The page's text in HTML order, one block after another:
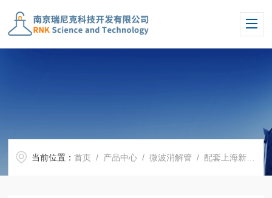
当前位置：首页 / 产品中心 /微波消解管 /配套上海新仪微波消解罐